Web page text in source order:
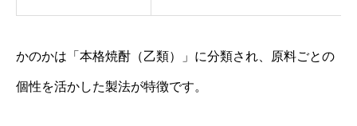
かのかは「本格焼酎（乙類）」に分類され、原料ごとの
個性を活かした製法が特徴です。